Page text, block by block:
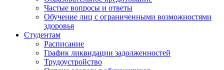
Частые вопросы и ответы
Обучение лиц с ограниченными возможностями
здоровья
Студентам
Расписание
График ликвидации задолженностей
Трудоустройство